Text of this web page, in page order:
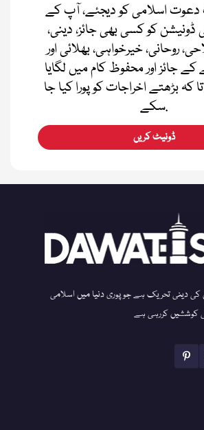
اسلامی کو دیجئے، آپ کے
کو کسی بھی جائز، دینی،
روحانی، خیرخواہی، بھلائی اور
کے جائز اور محفوظ کام میں لگایا
کہ بڑھتے اخراجات کو پورا کیا جا
سکے.
ڈونیٹ کریں
دینی تحریک ہے جو پوری دنیا میں اسلامی
کوششیں کررہی ہے